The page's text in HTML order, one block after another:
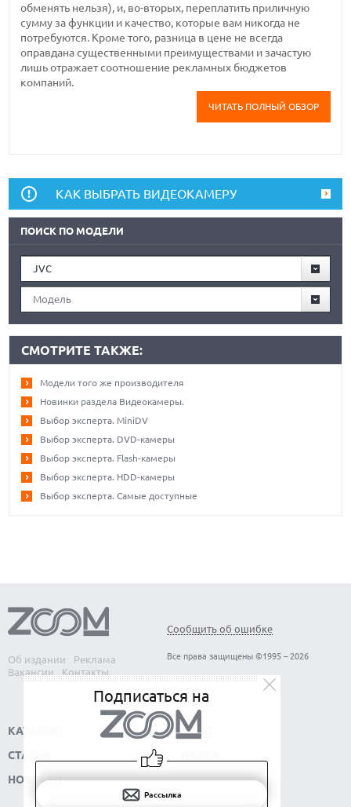
обменять нельзя), и, во-вторых, переплатить приличную
сумму за функции и качество, которые вам никогда не
потребуются. Кроме того, разница в цене не всегда
оправдана существенными преимуществами и зачастую
лишь отражает соотношение рекламных бюджетов
компаний.
ЧИТАТЬ ПОЛНЫЙ ОБЗОР
КАК ВЫБРАТЬ ВИДЕОКАМЕРУ
ПОИСК ПО МОДЕЛИ
JVC
Модель
СМОТРИТЕ ТАКЖЕ:
Модели того же производителя
Новинки раздела Видеокамеры.
Выбор эксперта. MiniDV
Выбор эксперта. DVD-камеры
Выбор эксперта. Flash-камеры
Выбор эксперта. HDD-камеры
Выбор эксперта. Самые доступные
Об издании
Реклама
Вакансии
Контакты
Сообщить об ошибке
Все права защищены ©1995 – 2026
КАТАЛОГ
СТАТЬИ
НОВОСТИ
СОФТ
Подписаться на
Рассылка